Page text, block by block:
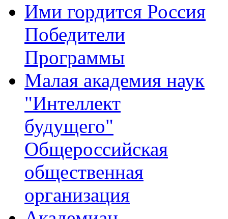
Ими гордится Россия
Победители
Программы
Малая академия наук
"Интеллект
будущего"
Общероссийская
общественная
организация